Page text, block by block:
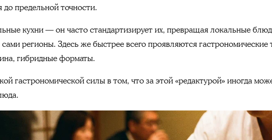
до предельной точности.
кухни — он часто стандартизирует их, превращая локальные
регионы. Здесь же быстрее всего проявляются
гибридные форматы.
гастрономической силы в том, что за этой «редактурой» иногда